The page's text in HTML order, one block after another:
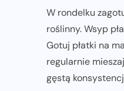
W rondelku
roślinny. Wsyp
Gotuj płatki na
regularnie
gęstą